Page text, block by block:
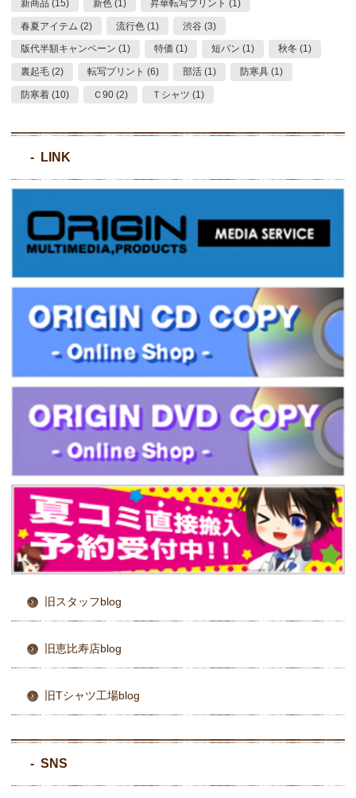
新商品 (15) 新色 (1) 昇華転写プリント (1)
春夏アイテム (2) 流行色 (1) 渋谷 (3)
版代半額キャンペーン (1) 特価 (1) 短パン (1) 秋冬 (1)
裏起毛 (2) 転写プリント (6) 部活 (1) 防寒具 (1)
防寒着 (10) Ｃ90 (2) Ｔシャツ (1)
LINK
旧スタッフblog
旧恵比寿店blog
旧Tシャツ工場blog
SNS